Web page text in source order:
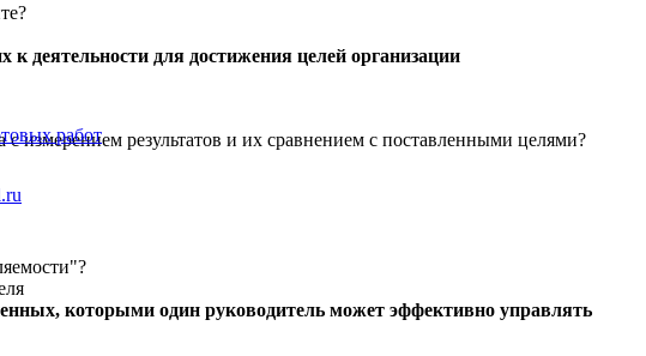
работ
к деятельности для достижения целей организации
измерением результатов и их сравнением с поставленными целями?
которыми один руководитель может эффективно управлять